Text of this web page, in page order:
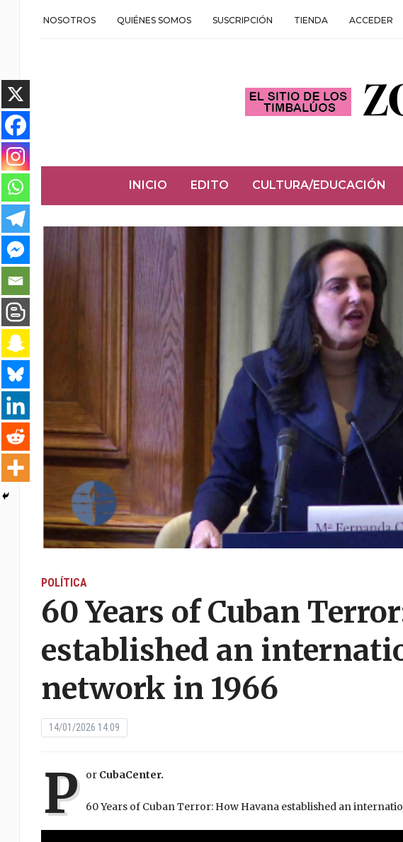
NOSOTROS QUIÉNES SOMOS SUSCRIPCIÓN TIENDA ACCEDER
INICIO EDITO CULTURA/EDUCACIÓN
POLÍTICA
60 Years of Cuban
established an
network in 1966
14/01/2026 14:09
P or CubaCenter.
60 Years of Cuban Terror: How Havana established an